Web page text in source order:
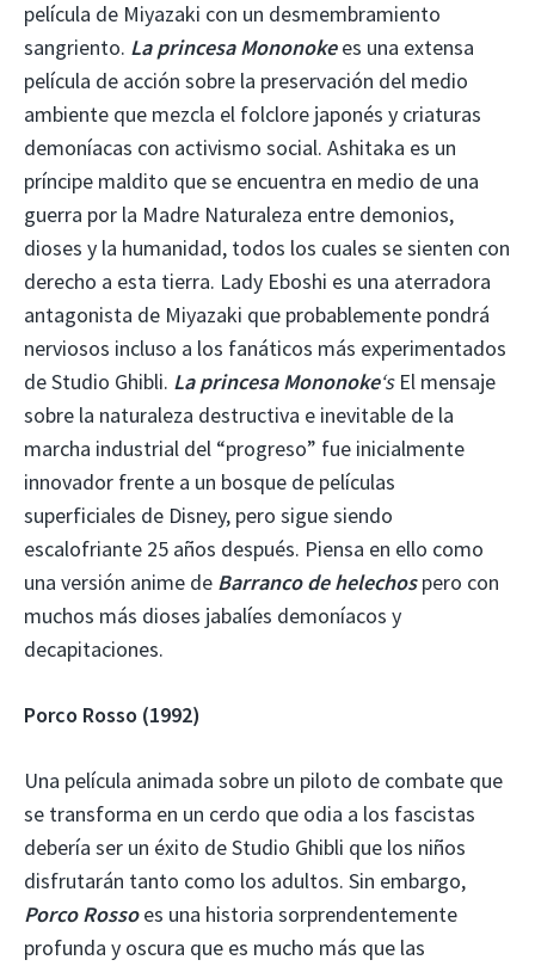
película de Miyazaki con un desmembramiento
sangriento. La princesa Mononokees una extensa
película de acción sobre la preservación del medio
ambiente que mezcla el folclore japonés y criaturas
demoníacas con activismo social. Ashitaka es un
príncipe maldito que se encuentra en medio de una
guerra por la Madre Naturaleza entre demonios,
dioses y la humanidad, todos los cuales se sienten con
derecho a esta tierra. Lady Eboshi es una aterradora
antagonista de Miyazaki que probablemente pondrá
nerviosos incluso a los fanáticos más experimentados
de Studio Ghibli. La princesa Mononoke‘sEl mensaje
sobre la naturaleza destructiva e inevitable de la
marcha industrial del “progreso” fue inicialmente
innovador frente a un bosque de películas
superficiales de Disney, pero sigue siendo
escalofriante 25 años después. Piensa en ello como
una versión anime de Barranco de helechospero con
muchos más dioses jabalíes demoníacos y
decapitaciones.
Porco Rosso (1992)
Una película animada sobre un piloto de combate que
se transforma en un cerdo que odia a los fascistas
debería ser un éxito de Studio Ghibli que los niños
disfrutarán tanto como los adultos. Sin embargo,
Porco Rossoes una historia sorprendentemente
profunda y oscura que es mucho más que las